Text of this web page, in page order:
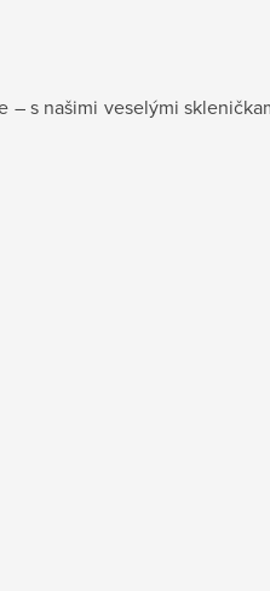
– s našimi veselými